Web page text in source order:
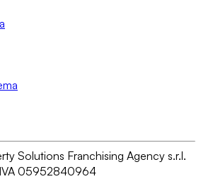
Solutions Franchising Agency s.r.l.
05952840964